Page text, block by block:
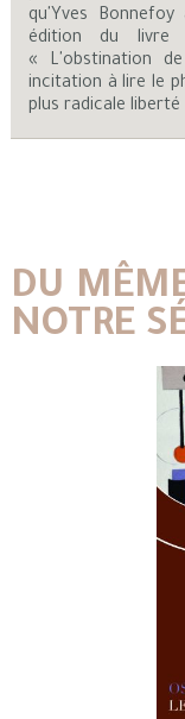
qu'Yves
édition du livre
« L'obstination
incitation à lire le
plus radicale liberté
DU
NOTRE